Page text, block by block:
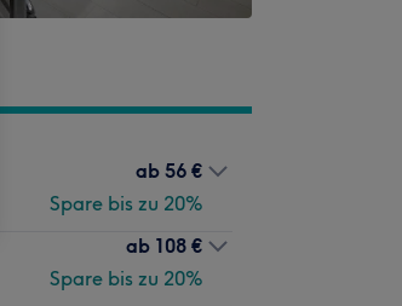
ab 56 €
Spare bis zu 20%
ab 108 €
Spare bis zu 20%